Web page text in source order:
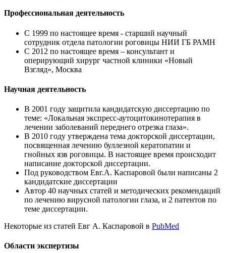
Профессиональная деятельность
С 1999 по настоящее время - старший научный
сотрудник отдела патологии роговицы НИИ ГБ РАМН
С 2012 по настоящее время – консультант и
оперирующий хирург частной клиники «Новый
Взгляд», Москва
Научная деятельность
В 2001 году защитила кандидатскую диссертацию по
теме: «Локальная экспресс-аутоцитокинотерапия в
лечении заболеваний переднего отрезка глаза».
В 2010 году утверждена тема докторской диссертации,
посвященная лечению буллезной кератопатии и
гнойных язв роговицы. В настоящее время происходит
написание докторской диссертации.
Под руководством Евг.А. Каспаровой были написаны 2
кандидатские диссертации
Автор 40 научных статей и методических рекомендаций
по лечению вирусной патологии глаза, и 2 патентов по
теме диссертации.
Некоторые из статей Евг А. Каспаровой в PubMed
Области экспертизы